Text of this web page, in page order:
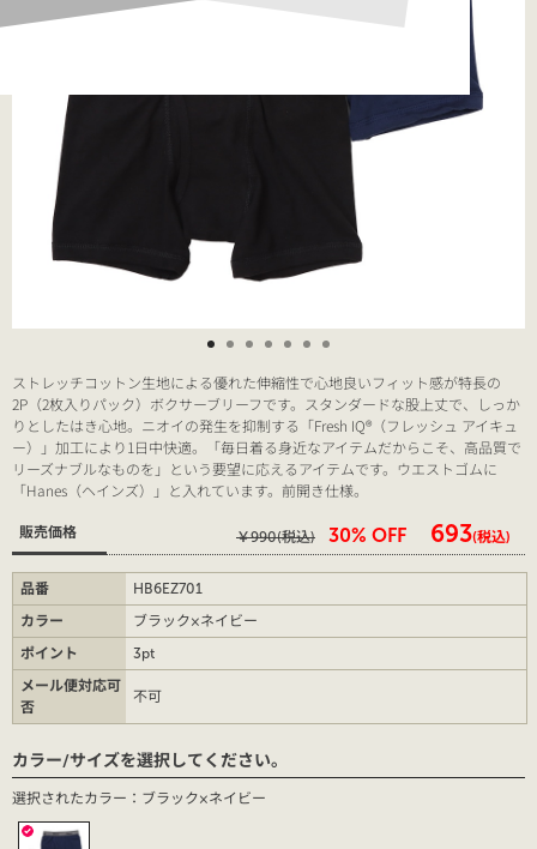
ストレッチコットン生地による優れた伸縮性で心地良いフィット感が特長の
2P（2枚入りパック）ボクサーブリーフです。スタンダードな股上丈で、しっか
りとしたはき心地。ニオイの発生を抑制する「Fresh IQ®（フレッシュ アイキュ
ー）」加工により1日中快適。「毎日着る身近なアイテムだからこそ、高品質で
リーズナブルなものを」という要望に応えるアイテムです。ウエストゴムに
「Hanes（ヘインズ）」と入れています。前開き仕様。
販売価格 ￥990(税込) 30% OFF ￥693(税込)
品番
HB6EZ701
カラー
ブラック×ネイビー
ポイント
3pt
メール便対応可
否
不可
カラー/サイズを選択してください。
選択されたカラー：ブラック×ネイビー